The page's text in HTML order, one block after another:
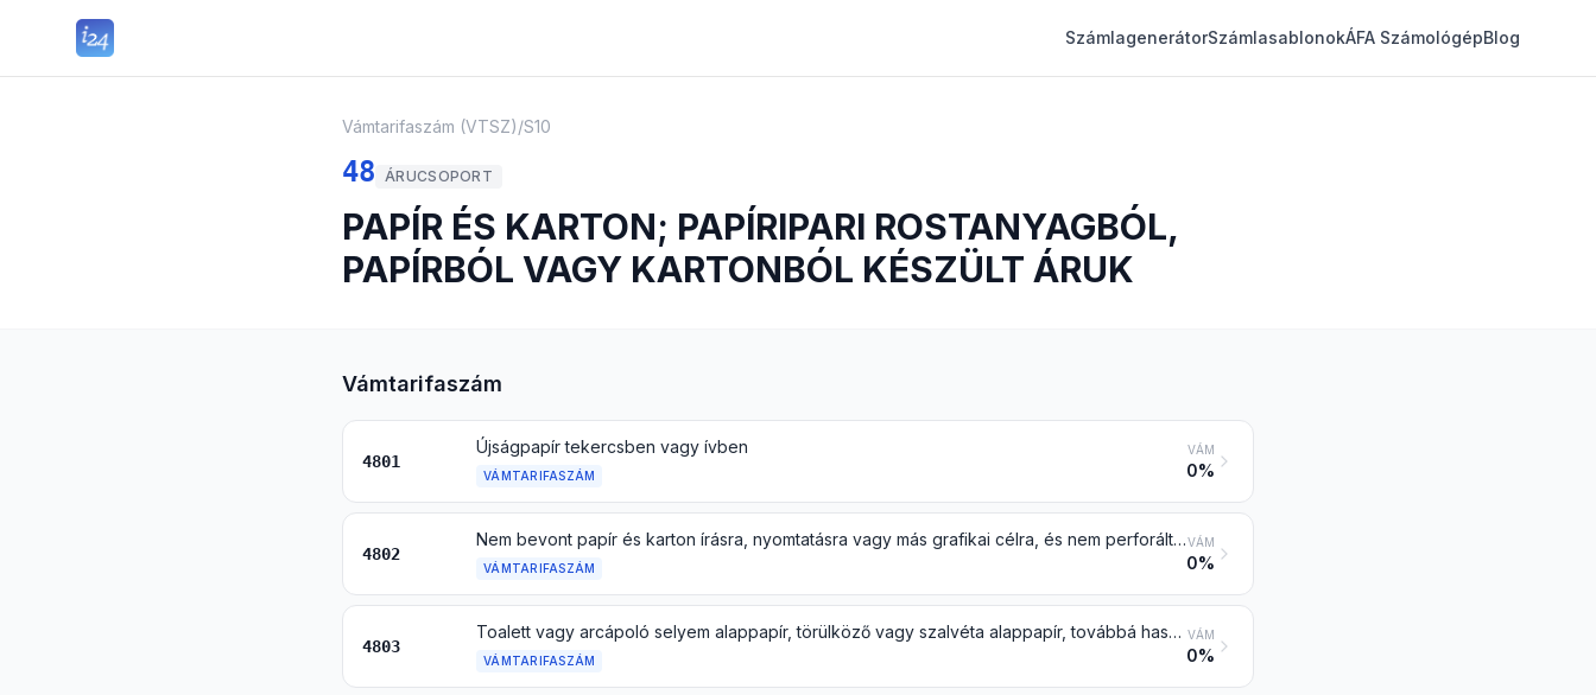
SzámlagenerátorSzámlasablonokÁFA SzámológépBlog
Vámtarifaszám (VTSZ)/S10
48 ÁRUCSOPORT
PAPÍR ÉS KARTON; PAPÍRIPARI ROSTANYAGBÓL,
PAPÍRBÓL VAGY KARTONBÓL KÉSZÜLT ÁRUK
Vámtarifaszám
4801
Újságpapír tekercsben vagy ívben
VÁMTARIFASZÁM
VÁM
0%
4802
Nem bevont papír és karton írásra, nyomtatásra vagy más grafikai célra, és nem perforált lyukkártya- és lyukszalagpapír tekercsben vagy téglalap (beleértve a négyzet) alakú ívben, bármilyen méretben, a 4801 vagy a 4803 vtsz. alá tartozó papír kivételével; kézi merítésű papír és karton
VÁMTARIFASZÁM
VÁM
0%
4803
Toalett vagy arcápoló selyem alappapír, törülköző vagy szalvéta alappapír, továbbá hasonló háztartási vagy egészségügyi cikk előállítására felhasználható, kreppelt, ráncolt, domborított, perforált, felületileg színezett, díszített vagy nyomtatott alappapír, cellulózvatta és cellulózszálból álló szövedék tekercsben vagy ívben
VÁMTARIFASZÁM
VÁM
0%